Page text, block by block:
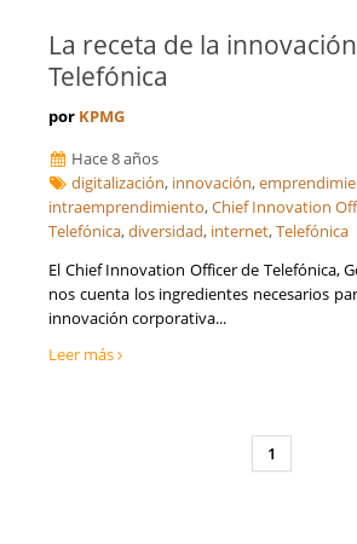
La receta de la
Telefónica
por KPMG
Hace 8 años
digitalización, innovación,
intraemprendimiento,Chief Innovation
Telefónica,diversidad, internet,Telefónica
El Chief Innovation Officer de Telefónica,
nos cuenta los ingredientes necesarios
innovación corporativa...
Leer más
1